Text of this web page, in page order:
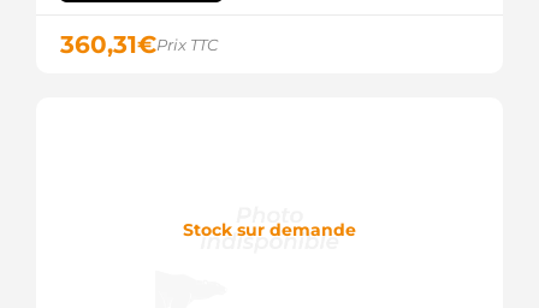
360,31€Prix TTC
Stock sur demande